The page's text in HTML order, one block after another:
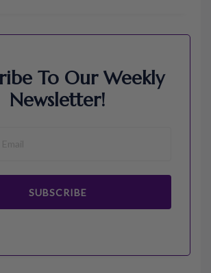
To Our Weekly
Newsletter!
SUBSCRIBE